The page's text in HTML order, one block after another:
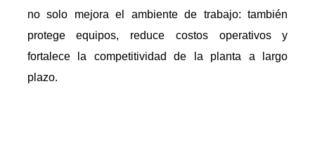
no solo mejora el ambiente de trabajo: también
protege equipos, reduce costos operativos y
fortalece la competitividad de la planta a largo
plazo.